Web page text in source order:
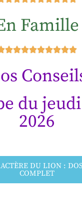
Famille
du
2026
DU LION :
COMPLET